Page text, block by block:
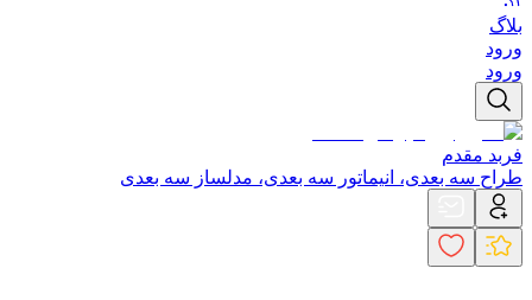
بلاگ
ورود
ورود
فربد مقدم
طراح سه بعدی، انیماتور سه بعدی، مدلساز سه بعدی